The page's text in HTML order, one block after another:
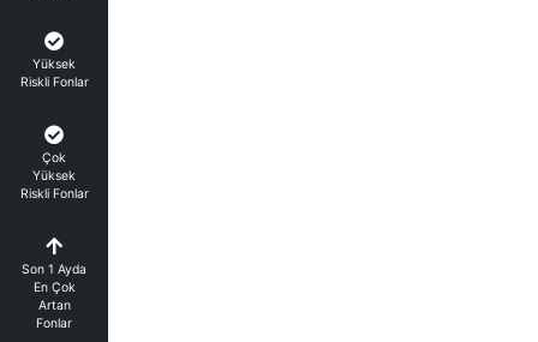
Yüksek
Riskli Fonlar
Çok
Yüksek
Riskli Fonlar
Son 1 Ayda
En Çok
Artan
Fonlar